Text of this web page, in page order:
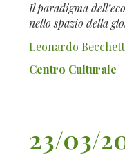
Il paradigma
nello spazio della
Leonardo
Centro Culturale
23/03/